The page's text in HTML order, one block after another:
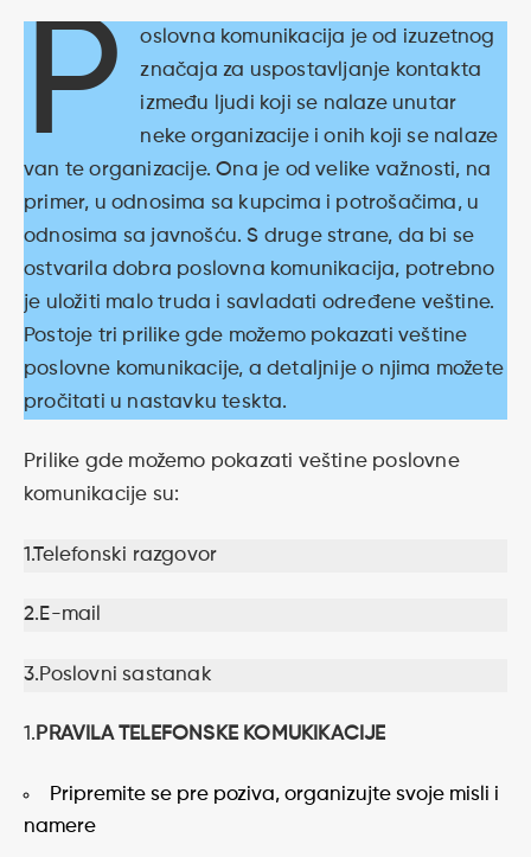
P
oslovna komunikacija je od izuzetnog
značaja za uspostavljanje kontakta
između ljudi koji se nalaze unutar
neke organizacije i onih koji se nalaze
van te organizacije. Ona je od velike važnosti, na
primer, u odnosima sa kupcima i potrošačima, u
odnosima sa javnošću. S druge strane, da bi se
ostvarila dobra poslovna komunikacija, potrebno
je uložiti malo truda i savladati određene veštine.
Postoje tri prilike gde možemo pokazati veštine
poslovne komunikacije, a detaljnije o njima možete
pročitati u nastavku teskta.
Prilike gde možemo pokazati veštine poslovne
komunikacije su:
1.Telefonski razgovor
2.E-mail
3.Poslovni sastanak
1. PRAVILA TELEFONSKE KOMUKIKACIJE
Pripremite se pre poziva, organizujte svoje misli i
namere